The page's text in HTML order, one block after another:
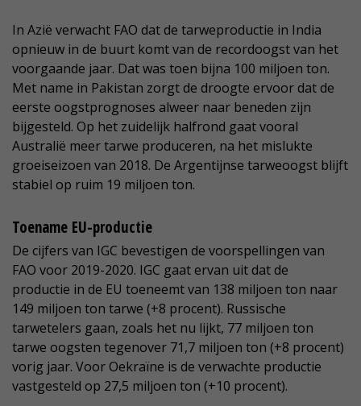
In Azië verwacht FAO dat de tarweproductie in India
opnieuw in de buurt komt van de recordoogst van het
voorgaande jaar. Dat was toen bijna 100 miljoen ton.
Met name in Pakistan zorgt de droogte ervoor dat de
eerste oogstprognoses alweer naar beneden zijn
bijgesteld. Op het zuidelijk halfrond gaat vooral
Australië meer tarwe produceren, na het mislukte
groeiseizoen van 2018. De Argentijnse tarweoogst blijft
stabiel op ruim 19 miljoen ton.
Toename EU-productie
De cijfers van IGC bevestigen de voorspellingen van
FAO voor 2019-2020. IGC gaat ervan uit dat de
productie in de EU toeneemt van 138 miljoen ton naar
149 miljoen ton tarwe (+8 procent). Russische
tarwetelers gaan, zoals het nu lijkt, 77 miljoen ton
tarwe oogsten tegenover 71,7 miljoen ton (+8 procent)
vorig jaar. Voor Oekraïne is de verwachte productie
vastgesteld op 27,5 miljoen ton (+10 procent).